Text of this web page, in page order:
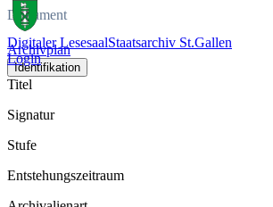
Digitaler LesesaalStaatsarchiv St.Gallen
Login
Dokument
Archivplan
Identifikation
Titel
Signatur
Stufe
Entstehungszeitraum